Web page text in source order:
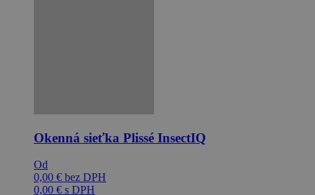
Okenná sieťka Plissé InsectIQ
Od
0,00 € bez DPH
0,00 € s DPH